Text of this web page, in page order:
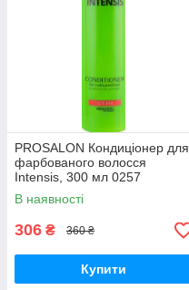
PROSALON Кондиціонер для
фарбованого волосся
Intensis, 300 мл 0257
В наявності
306 ₴ 360 ₴
Купити